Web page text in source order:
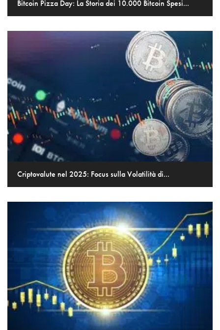
Bitcoin Pizza Day: La Storia dei 10.000 Bitcoin Spesi...
Criptovalute nel 2025: Focus sulla Volatilità di...